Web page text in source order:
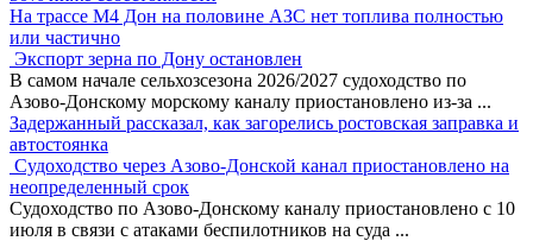
На трассе М4 Дон на половине АЗС нет топлива полностью
или частично
Экспорт зерна по Дону остановлен
В самом начале сельхозсезона 2026/2027 судоходство по
Азово-Донскому морскому каналу приостановлено из-за ...
Задержанный рассказал, как загорелись ростовская заправка и
автостоянка
Судоходство через Азово-Донской канал приостановлено на
неопределенный срок
Судоходство по Азово-Донскому каналу приостановлено с 10
июля в связи с атаками беспилотников на суда ...